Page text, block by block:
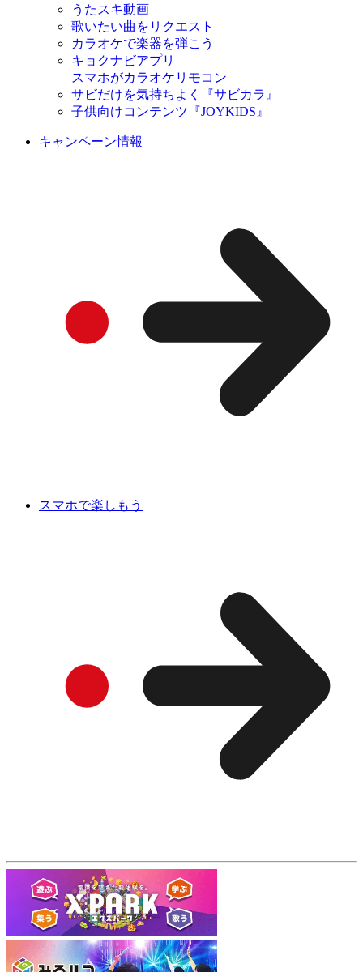
うたスキ動画
歌いたい曲をリクエスト
カラオケで楽器を弾こう
キョクナビアプリ
スマホがカラオケリモコン
サビだけを気持ちよく『サビカラ』
子供向けコンテンツ『JOYKIDS』
キャンペーン情報
スマホで楽しもう